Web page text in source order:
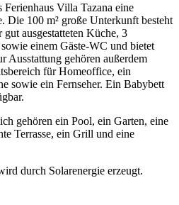
Villa Tazana eine
Die 100 m² große Unterkunft besteht
ausgestatteten Küche, 3
einem Gäste-WC und bietet
Ausstattung gehören außerdem
für Homeoffice, ein
sowie ein Fernseher. Ein Babybett
gehören ein Pool, ein Garten, eine
Terrasse, ein Grill und eine
durch Solarenergie erzeugt.